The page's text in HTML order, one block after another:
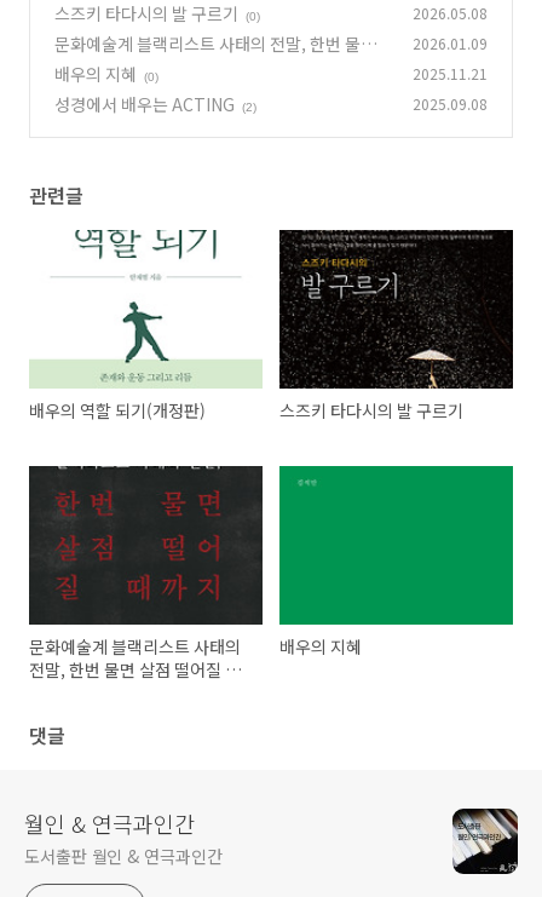
스즈키 타다시의 발 구르기 (0) 2026.05.08
문화예술계 블랙리스트 사태의 전말, 한번 물면
살점 떨어질 때까지
2026.01.09
배우의 지혜 (0) 2025.11.21
성경에서 배우는 ACTING (2) 2025.09.08
관련글
배우의 역할 되기(개정판) 스즈키 타다시의 발 구르기
문화예술계 블랙리스트 사태의
전말, 한번 물면 살점 떨어질 때
배우의 지혜
댓글
월인 & 연극과인간
도서출판 월인 & 연극과인간